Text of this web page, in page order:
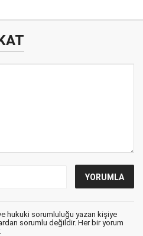
hukuki sorumluluğu yazan kişiye
sorumlu değildir. Her bir yorum